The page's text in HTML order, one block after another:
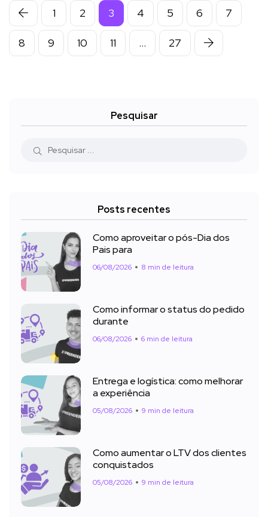
1 2 3 4 5 6 7
8 9 10 11 … 27
Pesquisar
Posts recentes
Como aproveitar o pós-Dia dos
Pais para
06/08/2026 8 min de leitura
Como informar o status do pedido
durante
06/08/2026 6 min de leitura
Entrega e logística: como melhorar
a experiência
05/08/2026 9 min de leitura
Como aumentar o LTV dos clientes
conquistados
05/08/2026 9 min de leitura